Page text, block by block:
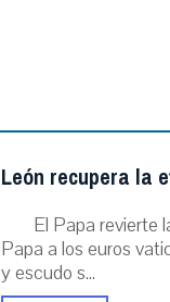
León recupera la
El Papa revierte
Papa a los euros
y escudo s...